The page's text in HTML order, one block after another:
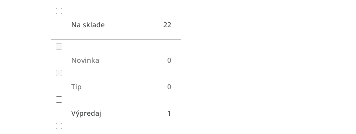
Na sklade 22
Novinka 0
Tip 0
Výpredaj 1